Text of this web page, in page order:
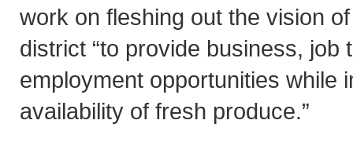
work on fleshing out the vision
district “to provide business, job
employment opportunities while
availability of fresh produce.”